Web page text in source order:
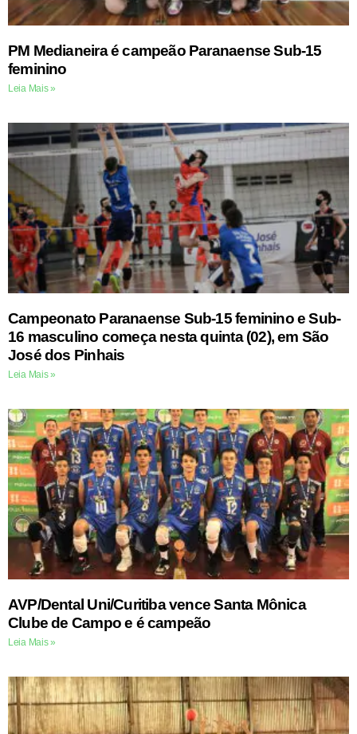
PM Medianeira é campeão Paranaense Sub-15
feminino
Leia Mais »
Campeonato Paranaense Sub-15 feminino e Sub-
16 masculino começa nesta quinta (02), em São
José dos Pinhais
Leia Mais »
AVP/Dental Uni/Curitiba vence Santa Mônica
Clube de Campo e é campeão
Leia Mais »